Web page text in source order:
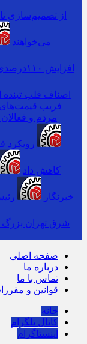
از تصمیم‌سازی
می‌خواهند
افزایش ۱۱۰درصدی قیمت شوینده کاهش۴۰درصدی تقاضا
اصناف قلب
فریب قیمت‌های
مردم و
رویکرد
کاهش داد
خبرنگار
شرق تهران بزرگ
صفحه اصلی
درباره ما
تماس با ما
قوانین و
خانه
کانال تلگرام
اینستاگرام